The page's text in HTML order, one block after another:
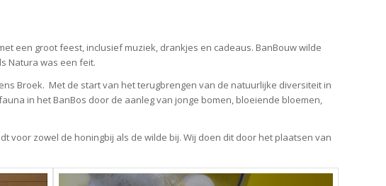
een groot feest, inclusief muziek, drankjes en cadeaus. BanBouw wilde
Natura was een feit.
Broek. Met de start van het terugbrengen van de natuurlijke diversiteit in
in het BanBos door de aanleg van jonge bomen, bloeiende bloemen,
voor zowel de honingbij als de wilde bij. Wij doen dit door het plaatsen van